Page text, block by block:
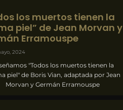
los muertos tienen la
piel” de Jean Morvan y
Erramouspe
2024
"Todos los muertos tienen la
piel" de Boris Vian, adaptada por Jean
Morvan y Germán Erramouspe